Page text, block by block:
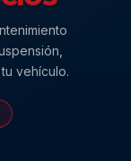
vehículo.